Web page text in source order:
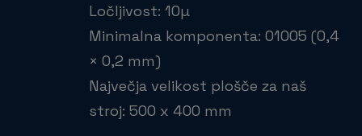
Ločljivost: 10µ
Minimalna komponenta: 01005 (0,4
× 0,2 mm)
Največja velikost plošče za na
stroj: 500 x 400 mm